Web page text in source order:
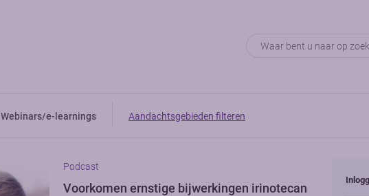
Webinars/e-learnings Aandachtsgebieden filteren
Podcast
Voorkomen ernstige bijwerkingen irinotecan